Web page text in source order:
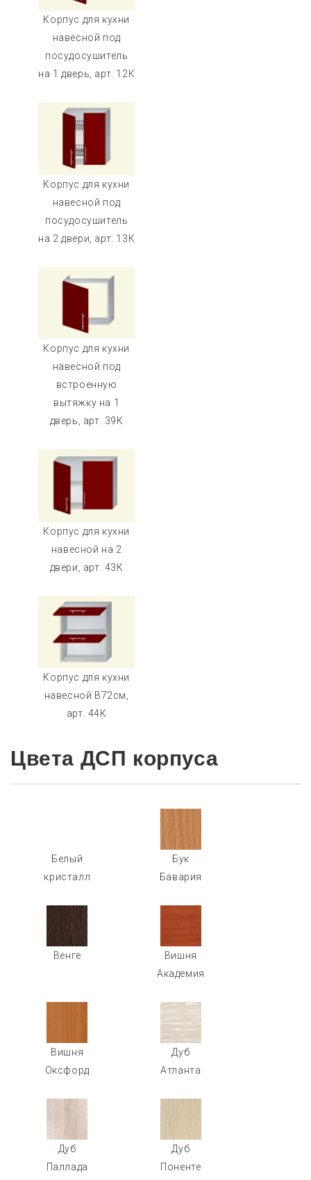
Корпус для кухни
навесной под
посудосушитель
на 1 дверь, арт. 12К
Корпус для кухни
навесной под
посудосушитель
на 2 двери, арт. 13К
Корпус для кухни
навесной под
встроенную
вытяжку на 1
дверь, арт. 39К
Корпус для кухни
навесной на 2
двери, арт. 43К
Корпус для кухни
навесной В72см,
арт. 44К
Цвета ДСП корпуса
Белый
кристалл
Бук
Бавария
Венге
Вишня
Академия
Вишня
Оксфорд
Дуб
Атланта
Дуб
Паллада
Дуб
Поненте